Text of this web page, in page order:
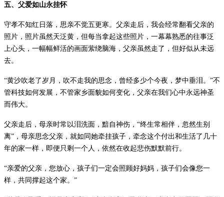
五、 父爱如山永挂怀
守孝不知红日落，思亲不觉五更寒。父亲走后，我会经常翻看父亲的
照片，照片虽然天泛黄，但每当拿起这些照片，一幕幕熟悉的往事泛
上心头，一幅幅鲜活的画面萦绕脑海，父亲虽然走了，但好似从未远
去。
“黄沙吹老了岁月，吹不走我的思念，曾经多少个今夜，梦中垂泪。 ”不
管科技如何发展，不管家乡面貌如何变化，父亲在我们心中永远神圣
而伟大。
父亲走后，母亲时常以泪洗面，黯自神伤， “终生常相伴，忽然生别
离” ，母亲思念父亲，就如同她牵挂孩子，牵念这个付出和生活了几十
年的家一样，即便只剩一个人，依然在收起悲伤默默前行。
“亲爱的父亲，您放心，孩子们一定会照顾好妈妈 ， 孩子们会像您一
样，共同撑起这个家。 ”